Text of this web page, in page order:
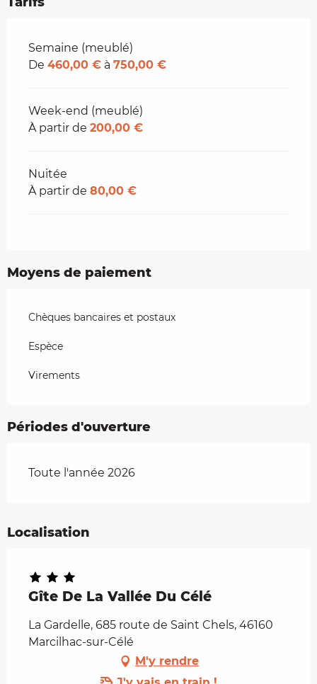
Tarifs 2026
Semaine (meublé)
De 460,00 € à 750,00 €
Week-end (meublé)
À partir de 200,00 €
Nuitée
À partir de 80,00 €
Moyens de paiement
Chèques bancaires et postaux
Espèce
Virements
Périodes d'ouverture
Toute l'année 2026
Localisation
Gîte De La Vallée Du Célé
La Gardelle, 685 route de Saint Chels, 46160
Marcilhac-sur-Célé
M'y rendre